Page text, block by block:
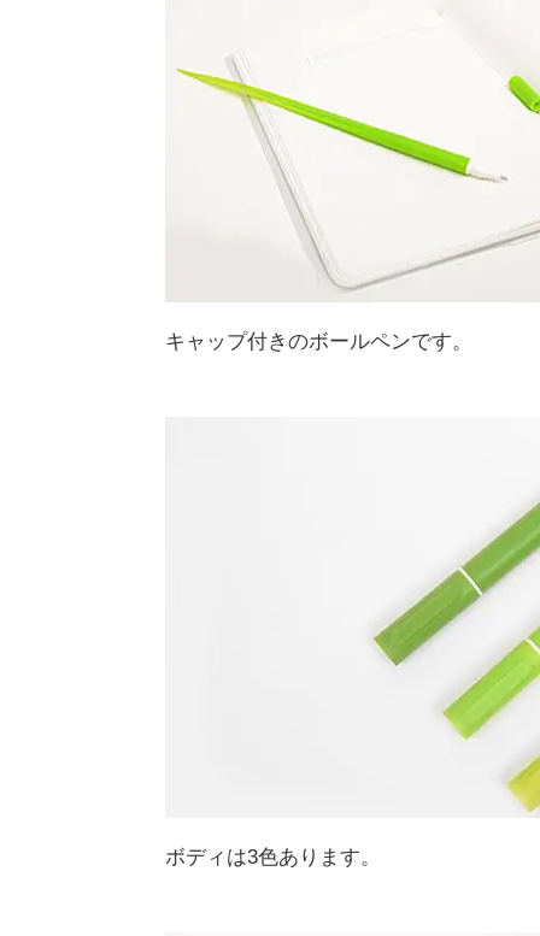
キャップ付きのボールペンです。
ボディは3色あります。